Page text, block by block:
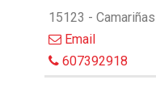
15123 - Camariñas
Email
607392918